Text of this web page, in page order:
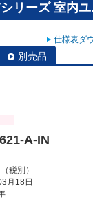
リーズ 室内
仕様表ダ
別売品
A-IN
税別）
月18日